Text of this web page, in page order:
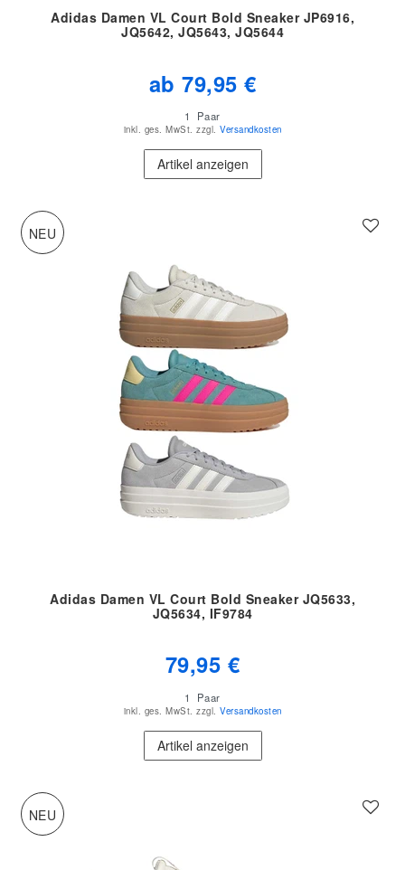
Adidas Damen VL Court Bold Sneaker JP6916,
JQ5642, JQ5643, JQ5644
ab 79,95 €
1 Paar
inkl. ges. MwSt. zzgl. Versandkosten
Artikel anzeigen
NEU
Adidas Damen VL Court Bold Sneaker JQ5633,
JQ5634, IF9784
79,95 €
1 Paar
inkl. ges. MwSt. zzgl. Versandkosten
Artikel anzeigen
NEU